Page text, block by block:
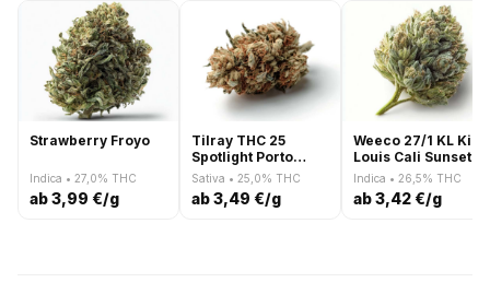
Strawberry Froyo
Indica • 27,0% THC
ab 3,99 €/g
Tilray THC 25
Spotlight Porto
Island Sweet Skunk
Sativa • 25,0% THC
ab 3,49 €/g
Weeco 27/1 KL King
Louis Cali Sunset
Indica • 26,5% THC
ab 3,42 €/g